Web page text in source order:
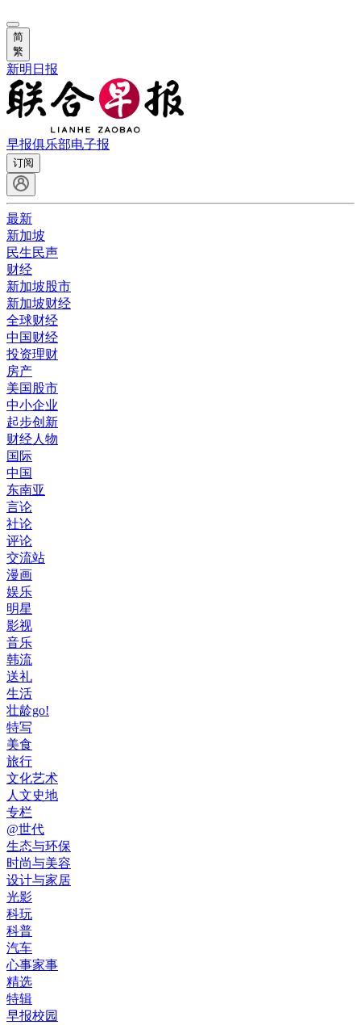
简
繁
新明日报
早报俱乐部电子报
订阅
最新
新加坡
民生民声
财经
新加坡股市
新加坡财经
全球财经
中国财经
投资理财
房产
美国股市
中小企业
起步创新
财经人物
国际
中国
东南亚
言论
社论
评论
交流站
漫画
娱乐
明星
影视
音乐
韩流
送礼
生活
壮龄go!
特写
美食
旅行
文化艺术
人文史地
专栏
@世代
生态与环保
时尚与美容
设计与家居
光影
科玩
科普
汽车
心事家事
精选
特辑
早报校园